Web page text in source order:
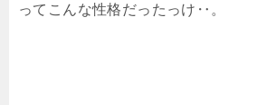
ってこんな性格だったっけ‥。